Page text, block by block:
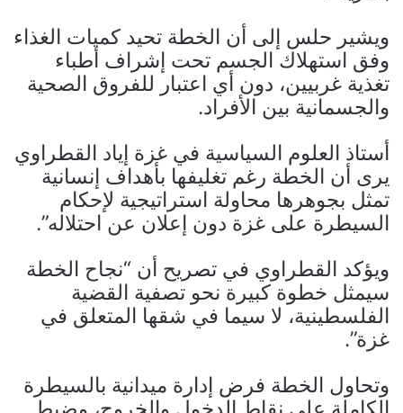
ويشير حلس إلى أن الخطة تحيد كميات الغذاء
وفق استهلاك الجسم تحت إشراف أطباء
تغذية غربيين، دون أي اعتبار للفروق الصحية
والجسمانية بين الأفراد.
أستاذ العلوم السياسية في غزة إياد القطراوي
يرى أن الخطة رغم تغليفها بأهداف إنسانية
تمثل بجوهرها محاولة استراتيجية لإحكام
السيطرة على غزة دون إعلان عن احتلاله”.
ويؤكد القطراوي في تصريح أن “نجاح الخطة
سيمثل خطوة كبيرة نحو تصفية القضية
الفلسطينية، لا سيما في شقها المتعلق في
غزة”.
وتحاول الخطة فرض إدارة ميدانية بالسيطرة